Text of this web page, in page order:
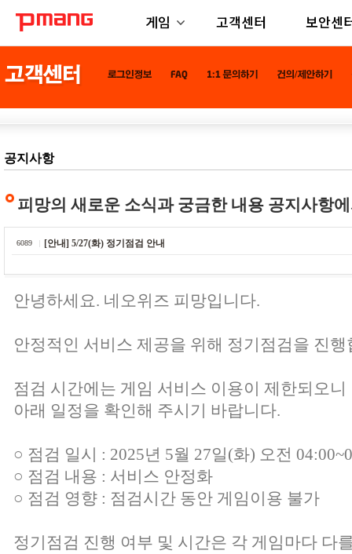
게임 고객센터 보안센
공지사항
피망의 새로운 소식과 궁금한 내용 공지사항
6089 [안내] 5/27(화) 정기점검 안내
안녕하세요. 네오위즈 피망입니다.
안정적인 서비스 제공을 위해 정기점검을 진행
점검 시간에는 게임 서비스 이용이 제한되오니
아래 일정을 확인해 주시기 바랍니다.
○ 점검 일시 : 2025년 5월 27일(화) 오전
○ 점검 내용 : 서비스 안정화
○ 점검 영향 : 점검시간 동안 게임이용 불가
정기점검 진행 여부 및 시간은 각 게임마다 다